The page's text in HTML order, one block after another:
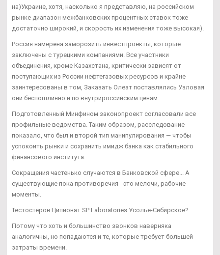
на)Украине, хотя, насколько я представляю, на российском
рынке диапазон межбанковских процентных ставок тоже
достаточно широкий, и скорость их изменения тоже высокая).
Россия намерена заморозить инвестпроекты, которые
заключены с турецкими компаниями. Все участники
объединения, кроме Казахстана, критически зависят от
поступающих из России нефтегазовых ресурсов и крайне
заинтересованы в том, Заказать Олеат поставлялись Узловая
они беспошлинно и по внутрироссийским ценам.
Подготовленный Минфином законопроект согласовали все
профильные ведомства. Таким образом, расследование
показало, что был и второй тип манипулирования — чтобы
успокоить рынки и сохранить имидж банка как стабильного
финансового института.
Сокращения частенько случаются в Банковской сфере... А
существующие пока противоречия - это мелочи, рабочие
моменты.
Тестостерон Ципионат SP Laboratories Усолье-Сибирское?
Потому что хоть и большинство звонков наверняка
аналогичны, но попадаются и те, которые требует большей
затраты времени.